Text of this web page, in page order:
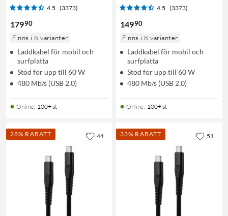
4.5 (3373)
17990
Finns i 8 varianter
Laddkabel för mobil och
surfplatta
Stöd för upp till 60 W
480 Mb/s (USB 2.0)
Online: 100+ st
4.5 (3373)
14990
Finns i 8 varianter
Laddkabel för mobil och
surfplatta
Stöd för upp till 60 W
480 Mb/s (USB 2.0)
Online: 100+ st
28% RABATT 44 33% RABATT 51